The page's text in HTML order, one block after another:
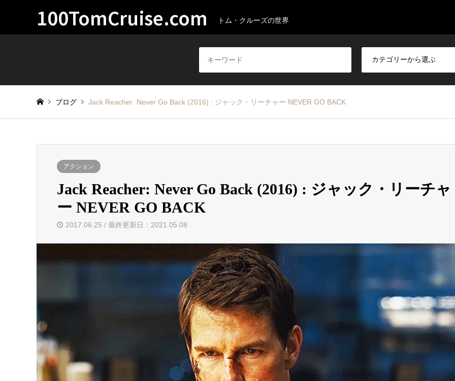
100TomCruise.com トム・クルーズの世界
ブログ Jack Reacher: Never Go Back (2016) : ジャック・リーチャー NEVER GO BACK
アクション
Jack Reacher: Never Go Back (2016) : ジャック・リーチャ
ー NEVER GO BACK
2017.06.25 / 最終更新日：2021.05.08